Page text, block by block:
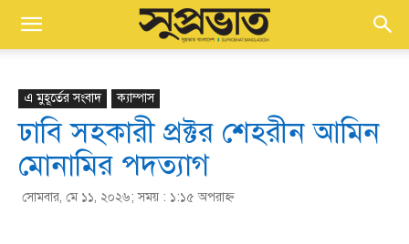
এ মুহূর্তের সংবাদ ক্যাম্পাস
ঢাবি সহকারী প্রক্টর শেহরীন আমিন
মোনামির পদত্যাগ
সোমবার, মে ১১, ২০২৬; সময় : ১:১৫ অপরাহ্ণ